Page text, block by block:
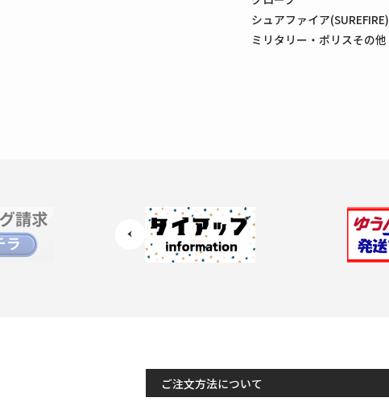
シュアファイア(SUREFIRE)
ミリタリー・ポリスその他
ご注文方法について